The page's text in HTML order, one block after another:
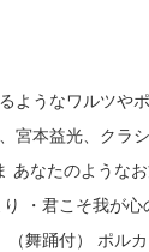
ようなワルツ
宮本益光、ク
あなたのような
・君こそ我が
舞踊付） ポル